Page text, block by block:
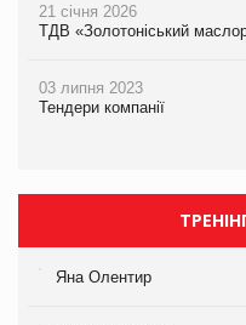
21 січня 2026
ТДВ «Золотоніський
03 липня 2023
Тендери компанії
Яна Олентир